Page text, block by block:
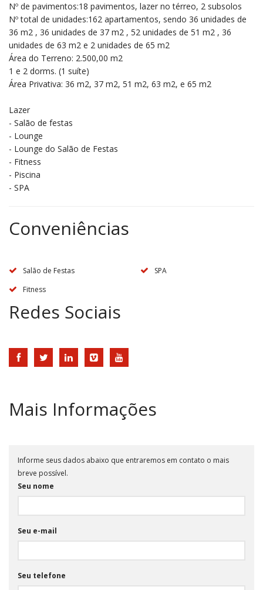
Nº de pavimentos:18 pavimentos, lazer no térreo, 2 subsolos
Nº total de unidades:162 apartamentos, sendo 36 unidades de
36 m2 , 36 unidades de 37 m2 , 52 unidades de 51 m2 , 36
unidades de 63 m2 e 2 unidades de 65 m2
Área do Terreno: 2.500,00 m2
1 e 2 dorms. (1 suíte)
Área Privativa: 36 m2, 37 m2, 51 m2, 63 m2, e 65 m2
Lazer
- Salão de festas
- Lounge
- Lounge do Salão de Festas
- Fitness
- Piscina
- SPA
Conveniências
Salão de Festas
SPA
Fitness
Redes Sociais
Mais Informações
Informe seus dados abaixo que entraremos em contato o mais
breve possível.
Seu nome
Seu e-mail
Seu telefone